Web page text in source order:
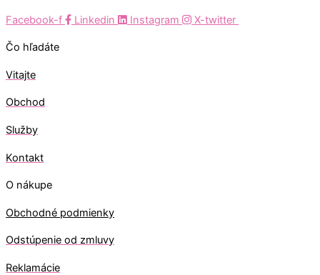
Facebook-f Linkedin Instagram X-twitter
Čo hľadáte
Vitajte
Obchod
Služby
Kontakt
O nákupe
Obchodné podmienky
Odstúpenie od zmluvy
Reklamácie